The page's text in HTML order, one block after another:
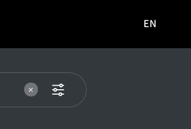
사이트로
EN